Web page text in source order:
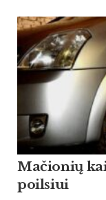
Mačionių
poilsiui